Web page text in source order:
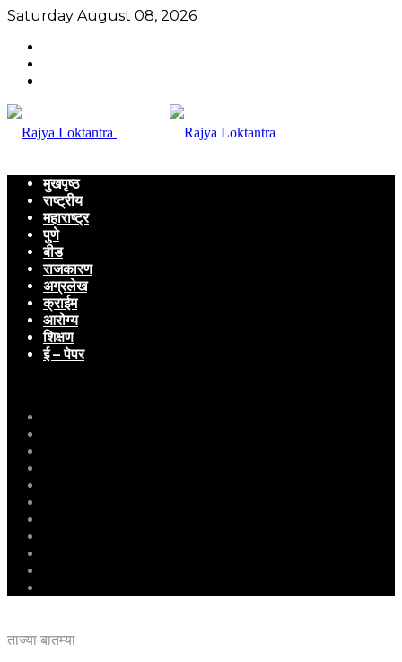
Saturday August 08, 2026
मुखपृष्ठ
राष्ट्रीय
महाराष्ट्र
पुणे
बीड
राजकारण
अग्रलेख
क्राईम
आरोग्य
शिक्षण
ई – पेपर
ताज्या बातम्या